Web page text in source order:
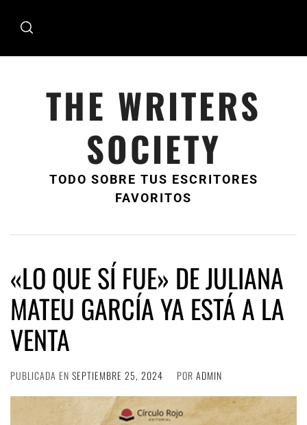
THE WRITERS
SOCIETY
TODO SOBRE TUS ESCRITORES
FAVORITOS
«LO QUE SÍ FUE» DE JULIANA
MATEU GARCÍA YA ESTÁ A LA
VENTA
PUBLICADA EN SEPTIEMBRE 25, 2024 POR ADMIN